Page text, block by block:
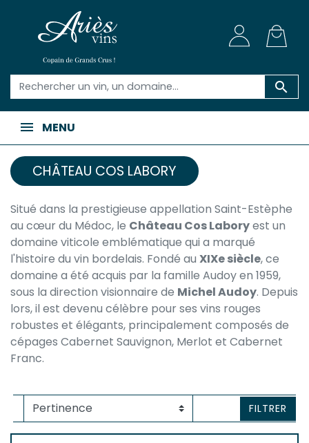

MENU
CHÂTEAU COS LABORY
Situé dans la prestigieuse appellation Saint-Estèphe
au cœur du Médoc, le Château Cos Laboryest un
domaine viticole emblématique qui a marqué
l'histoire du vin bordelais. Fondé au XIXe siècle, ce
domaine a été acquis par la famille Audoy en 1959,
sous la direction visionnaire de Michel Audoy. Depuis
lors, il est devenu célèbre pour ses vins rouges
robustes et élégants, principalement composés de
cépages Cabernet Sauvignon, Merlot et Cabernet
Franc.
FILTRER